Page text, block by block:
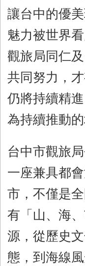
讓台中的優
魅力被世界
觀旅局同仁
共同努力，
仍將持續精
為持續推動的
台中市觀旅
一座兼具都
市，不僅是
有「山、海
源，從歷史
態，到海線